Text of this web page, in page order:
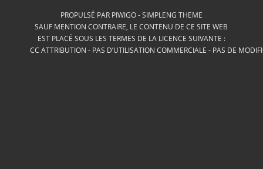
PROPULSÉ PAR PIWIGO-SIMPLENG THEME
SAUF MENTION CONTRAIRE, LE CONTENU DE CE SITE WEB
EST PLACÉ SOUS LES TERMES DE LA LICENCE SUIVANTE :
CC ATTRIBUTION - PAS D’UTILISATION COMMERCIALE - PAS DE